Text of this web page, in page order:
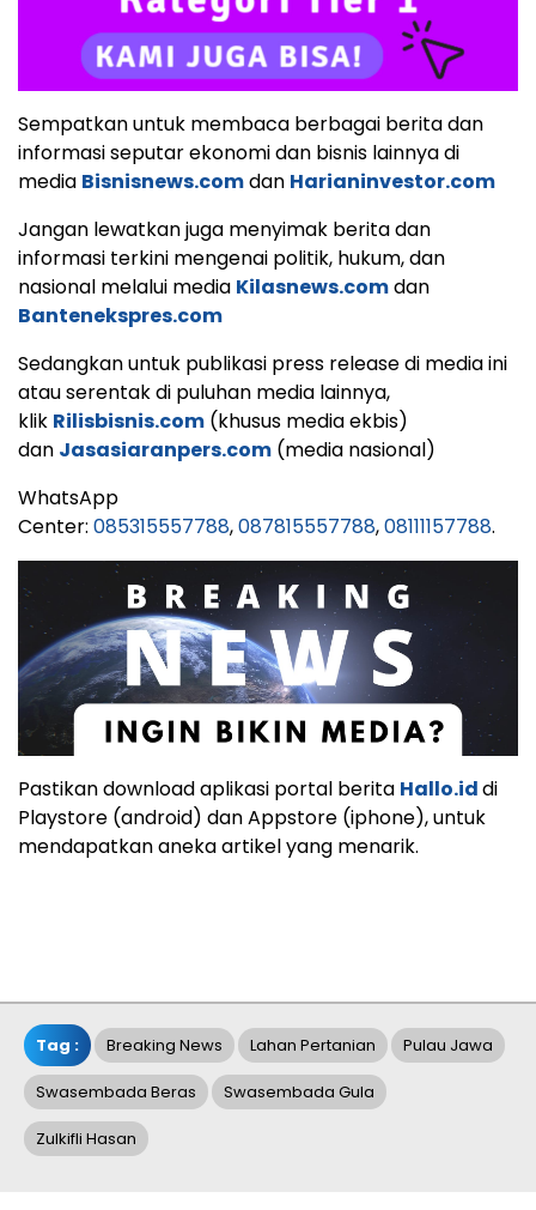
Sempatkan untuk membaca berbagai berita dan
informasi seputar ekonomi dan bisnis lainnya di
media Bisnisnews.comdan Harianinvestor.com
Jangan lewatkan juga menyimak berita dan
informasi terkini mengenai politik, hukum, dan
nasional melalui media Kilasnews.comdan
Bantenekspres.com
Sedangkan untuk publikasi press release di media ini
atau serentak di puluhan media lainnya,
klik Rilisbisnis.com (khusus media ekbis)
dan Jasasiaranpers.com (media nasional)
WhatsApp
Center: 085315557788,087815557788,08111157788.
Pastikan download aplikasi portal berita Hallo.iddi
Playstore (android) dan Appstore (iphone), untuk
mendapatkan aneka artikel yang menarik.
Tag : Breaking News Lahan Pertanian Pulau Jawa
Swasembada Beras Swasembada Gula
Zulkifli Hasan